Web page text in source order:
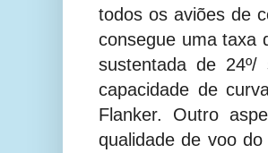
todos os aviões de
consegue uma taxa
sustentada de
capacidade de
Flanker. Outro
qualidade de voo